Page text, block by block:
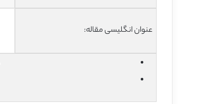
عنوان انگلیسی مقاله: